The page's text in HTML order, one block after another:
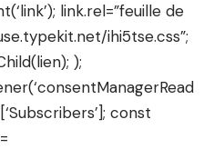
link.rel=”feuille de
ihi5tse.css”;
);
const